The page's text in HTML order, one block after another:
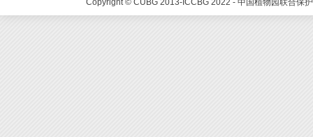
Copyright © CUBG 2013-ICCBG 2022 - 中国植物园联合保